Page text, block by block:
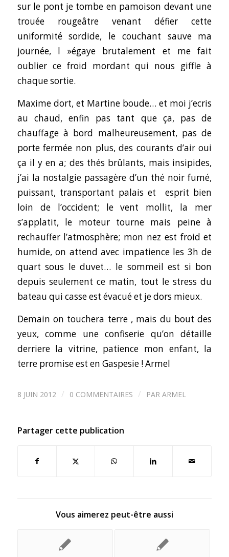
sur le pont je tombe en pamoison devant une
trouée rougeâtre venant défier cette
uniformité sordide, le couchant sauve ma
journée, l »égaye brutalement et me fait
oublier ce froid mordant qui nous giffle à
chaque sortie.
Maxime dort, et Martine boude… et moi j’ecris
au chaud, enfin pas tant que ça, pas de
chauffage à bord malheureusement, pas de
porte fermée non plus, des courants d’air oui
ça il y en a; des thés brûlants, mais insipides,
j’ai la nostalgie passagère d’un thé noir fumé,
puissant, transportant palais et esprit bien
loin de l’occident; le vent mollit, la mer
s’applatit, le moteur tourne mais peine à
rechauffer l’atmosphère; mon nez est froid et
humide, on attend avec impatience les 3h de
quart sous le duvet… le sommeil est si bon
depuis seulement ce matin, tout le stress du
bateau qui casse est évacué et je dors mieux.
Demain on touchera terre , mais du bout des
yeux, comme une confiserie qu’on détaille
derriere la vitrine, patience mon enfant, la
terre promise est en Gaspesie ! Armel
8 JUIN 2012 / 0 COMMENTAIRES / PAR ARMEL
Partager cette publication
Vous aimerez peut-être aussi